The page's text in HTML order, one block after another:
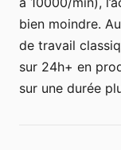
bien moindre.
de travail
sur 24h+ en
sur une durée